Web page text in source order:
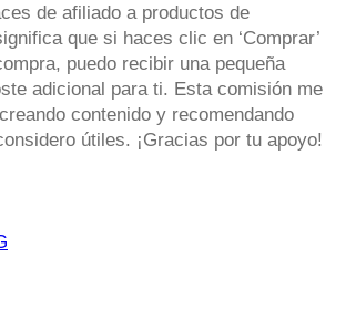
de afiliado a productos de
que si haces clic en ‘Comprar’
puedo recibir una pequeña
adicional para ti. Esta comisión me
contenido y recomendando
útiles. ¡Gracias por tu apoyo!